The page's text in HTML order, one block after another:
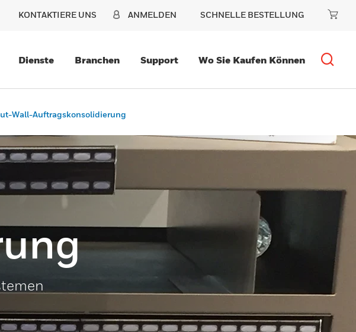
KONTAKTIERE UNS ANMELDEN SCHNELLE BESTELLUNG
Dienste Branchen Support Wo Sie Kaufen Können
Wall-Auftragskonsolidierung